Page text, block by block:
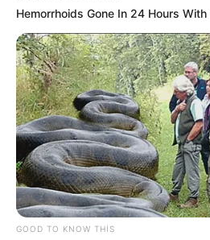
—Məhkəmə rədd etdi
0 0
Xəbər xoşunuza gəldi? Sosial
Hemorrhoids Gone In 24 Hours
GOOD TO KNOW THIS